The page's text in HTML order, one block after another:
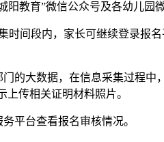
教育”微信公众号及各幼儿园微
间段内，家长可继续登录报
的大数据，在信息采集过程中
传相关证明材料照片。
平台查看报名审核情况。